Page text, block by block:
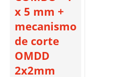
x 5 mm +
mecanismo
de corte
OMDD
2x2mm